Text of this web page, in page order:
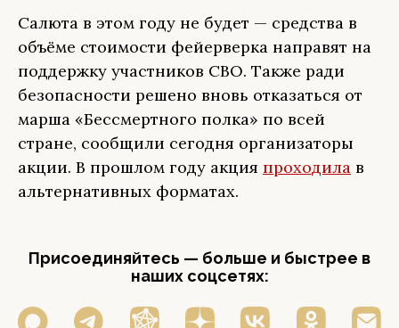
Салюта в этом году не будет — средства в
объёме стоимости фейерверка направят на
поддержку участников СВО. Также ради
безопасности решено вновь отказаться от
марша «Бессмертного полка» по всей
стране, сообщили сегодня организаторы
акции. В прошлом году акция проходила в
альтернативных форматах.
Присоединяйтесь — больше и быстрее в
наших соцсетях: